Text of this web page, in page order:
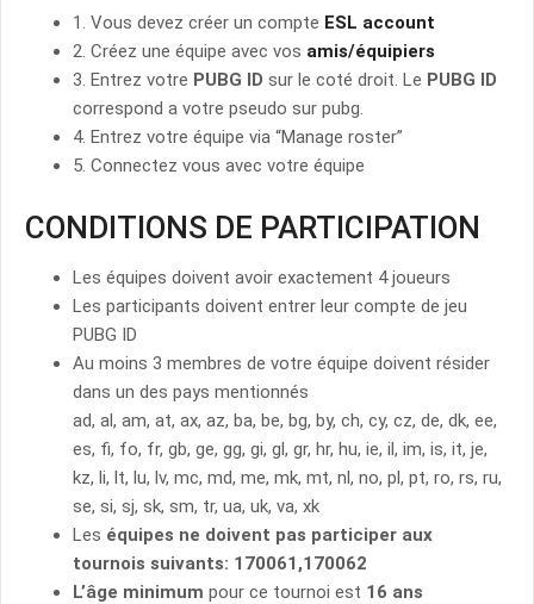
1. Vous devez créer un compte ESL account
2. Créez une équipe avec vos amis/équipiers
3. Entrez votre PUBG ID sur le coté droit. Le PUBG ID
correspond a votre pseudo sur pubg.
4. Entrez votre équipe via “Manage roster”
5. Connectez vous avec votre équipe
CONDITIONS DE PARTICIPATION
Les équipes doivent avoir exactement 4 joueurs
Les participants doivent entrer leur compte de jeu
PUBG ID
Au moins 3 membres de votre équipe doivent résider
dans un des pays mentionnés
ad, al, am, at, ax, az, ba, be, bg, by, ch, cy, cz, de, dk, ee,
es, fi, fo, fr, gb, ge, gg, gi, gl, gr, hr, hu, ie, il, im, is, it, je,
kz, li, lt, lu, lv, mc, md, me, mk, mt, nl, no, pl, pt, ro, rs, ru,
se, si, sj, sk, sm, tr, ua, uk, va, xk
Les équipes ne doivent pas participer aux
tournois suivants: 170061,170062
L’âge minimum pour ce tournoi est 16 ans